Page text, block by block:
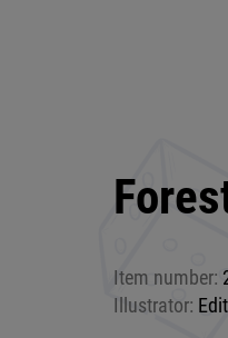
Item number:
Illustrator: